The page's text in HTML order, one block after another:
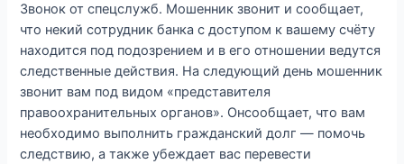
Звонок от спецслужб. Мошенник звонит и сообщает,
что некий сотрудник банка с доступом к вашему счёту
находится под подозрением и в его отношении ведутся
следственные действия. На следующий день мошенник
звонит вам под видом «представителя
правоохранительных органов». Онсообщает, что вам
необходимо выполнить гражданский долг — помочь
следствию, а также убеждает вас перевести